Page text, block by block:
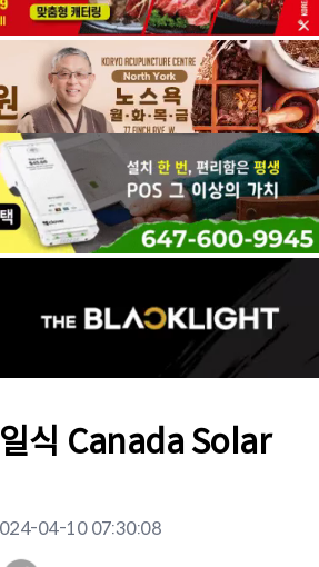
식 Canada Solar
04-10 07:30:08